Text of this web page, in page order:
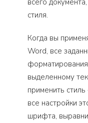
всего
стиля.
Когда вы
Word, все
выделенному
применить стиль
все настройки
шрифта,